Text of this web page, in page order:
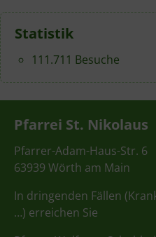
Statistik
111.711 Besuche
Pfarrei St. Nikolaus
Pfarrer-Adam-Haus-Str. 6
63939 Wörth am Main
In dringenden Fällen
…) erreichen Sie